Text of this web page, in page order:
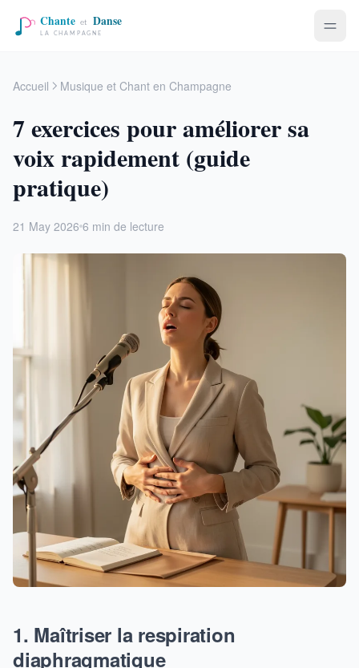
Accueil Musique et Chant en Champagne
7 exercices pour améliorer sa
voix rapidement (guide
pratique)
21 May 2026 6 min de lecture
1. Maîtriser la respiration
diaphragmatique